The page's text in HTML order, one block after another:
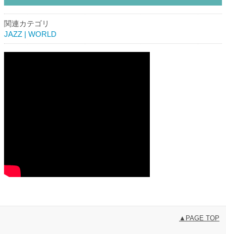
関連カテゴリ
JAZZ | WORLD
▲PAGE TOP